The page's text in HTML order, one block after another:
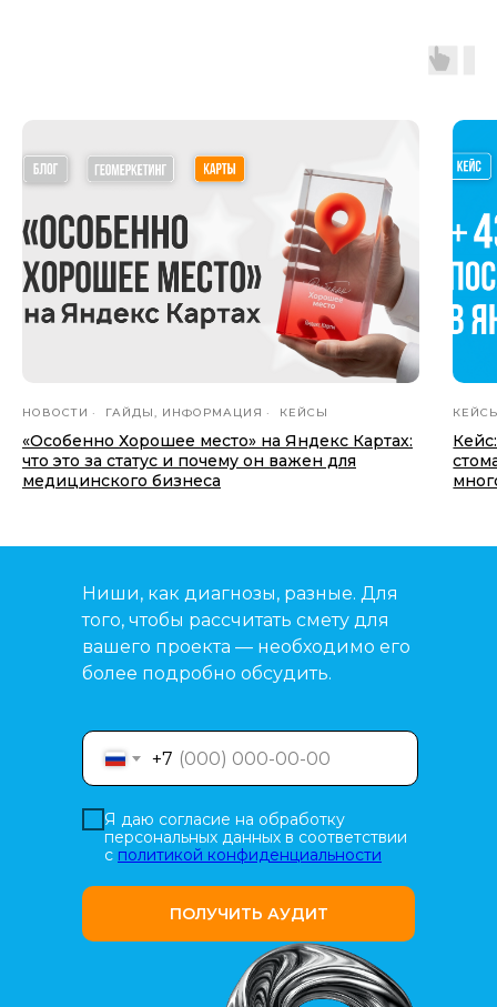
НОВОСТИ ГАЙДЫ, ИНФОРМАЦИЯ КЕЙСЫ
«Особенно Хорошее место» на Яндекс Картах:
что это за статус и почему он важен для
медицинского бизнеса
Ниши, как диагнозы, разные. Для
того, чтобы рассчитать смету для
вашего проекта — необходимо его
более подробно обсудить.
+7
Я даю согласие на обработку
персональных данных в соответствии
с политикой конфиденциальности
ПОЛУЧИТЬ АУДИТ